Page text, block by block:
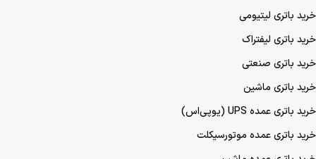
خرید باتری لیتیومی
خرید باتری لیفتراک
خرید باتری صنعتی
خرید باتری ماشین
خرید باتری عمده UPS (یو‌پی‌اس)
خرید باتری عمده موتورسیکلت